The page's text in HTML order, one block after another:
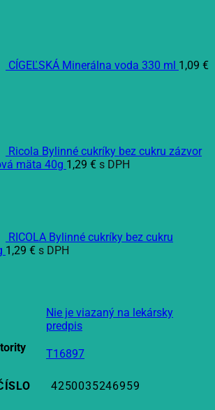
CÍGEĽSKÁ Minerálna voda 330 ml 1,09 €
Ricola Bylinné cukríky bez cukru zázvor
mäta 40g 1,29 € s DPH
RICOLA Bylinné cukríky bez cukru
1,29 € s DPH
Nie je viazaný na lekársky
predpis
T16897
4250035246959